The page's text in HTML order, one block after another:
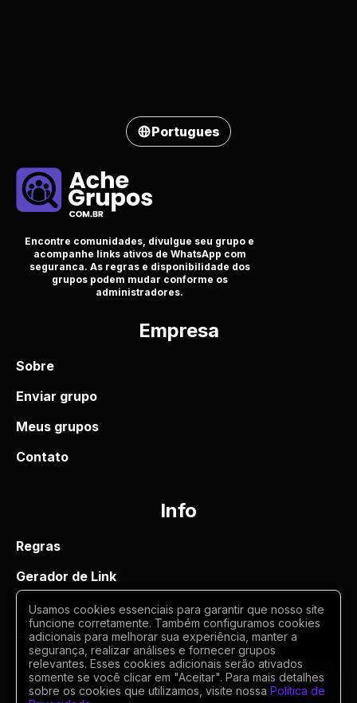
Portugues
Encontre comunidades, divulgue seu grupo e
acompanhe links ativos de WhatsApp com
seguranca. As regras e disponibilidade dos
grupos podem mudar conforme os
administradores.
Empresa
Sobre
Enviar grupo
Meus grupos
Contato
Info
Regras
Gerador de Link
Termos de uso
Politica de privacidade
Usamos cookies essenciais para garantir que nosso site
funcione corretamente. Também configuramos cookies
adicionais para melhorar sua experiência, manter a
segurança, realizar análises e fornecer grupos
relevantes. Esses cookies adicionais serão ativados
somente se você clicar em "Aceitar". Para mais detalhes
sobre os cookies que utilizamos, visite nossa Política de